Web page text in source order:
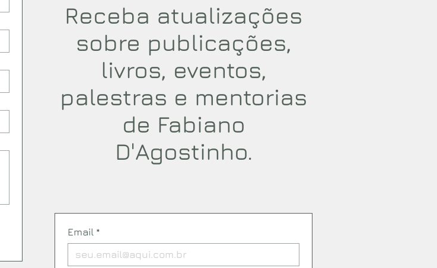
Receba atualizações
sobre publicações,
livros, eventos,
palestras e mentorias
de Fabiano
D'Agostinho.
Email *